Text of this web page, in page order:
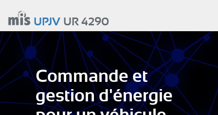
contenu
principal
UPJVUR 4290
Commande et
gestion d'énergie